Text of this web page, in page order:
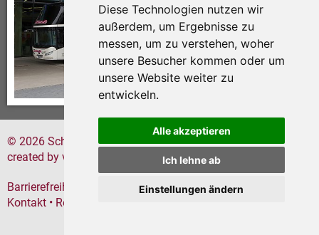
Diese Technologien nutzen wir
außerdem, um Ergebnisse zu
messen, um zu verstehen, woher
unsere Besucher kommen oder um
unsere Website weiter zu
entwickeln.
Alle akzeptieren
Ich lehne ab
Einstellungen ändern
© 2026 Schwalb Reisen
created by vistabus.de
Barrierefreiheitserklärung Datenschutz
Impressum
Kontakt
Reisebedingungen